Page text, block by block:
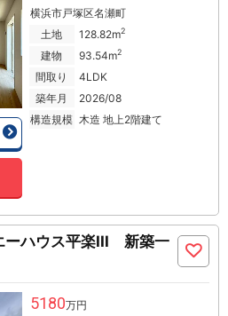
横浜市戸塚区名瀬町
土地
128.82m2
建物 93.54m2
間取り
4LDK
築年月
2026/08
構造規模 木造 地上2階建て
ーハウス平楽III 新築一
5180万円